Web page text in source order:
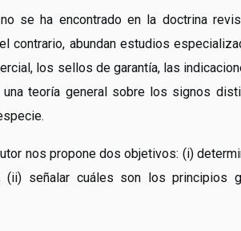
se ha encontrado en la doctrina
contrario, abundan estudios
los sellos de garantía, las
teoría general sobre los signos
nos propone dos objetivos: (i)
(ii) señalar cuáles son los principios